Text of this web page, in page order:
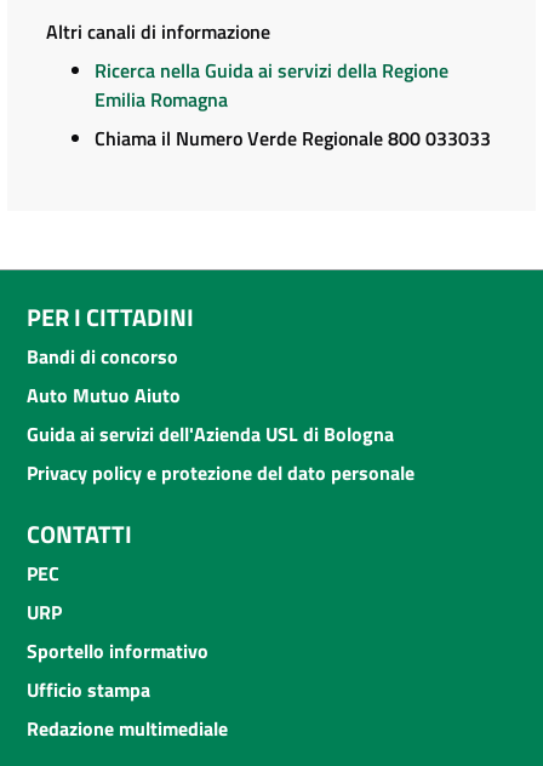
Altri canali di informazione
Ricerca nella Guida ai servizi della Regione
Emilia Romagna
Chiama il Numero Verde Regionale 800 033033
PER I CITTADINI
Bandi di concorso
Auto Mutuo Aiuto
Guida ai servizi dell'Azienda USL di Bologna
Privacy policy e protezione del dato personale
CONTATTI
PEC
URP
Sportello informativo
Ufficio stampa
Redazione multimediale